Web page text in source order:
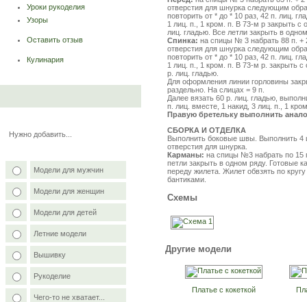
Уроки рукоделия
Узоры
Оставить отзыв
Кулинария
Нужно добавить...
Модели для мужчин
Модели для женщин
Модели для детей
Летние модели
Вышивку
Рукоделие
Чего-то не хватает...
отверстия для шнурка следующим
повторить от * до * 10 раз, 42 п. лиц.
1 лиц. п., 1 кром. п. В 73-м р закрыть с
лиц. гладью. Все летли закрыть в
Спинка: на спицы № 3 набрать 88 п. +
отверстия для шнурка следующим
повторить от * до * 10 раз, 42 п. лиц.
1 лиц. п., 1 кром. п. В 73-м р. закрыть с
р. лиц. гладью.
Для оформления линии горловины
раздельно. На слицах = 9 п.
Далее вязать 60 р. лиц. гладью,
п. лиц. вместе, 1 накид, 3 лиц. п., 1
Правую бретельку выполнить
СБОРКА И ОТДЕЛКА
Выполнить боковые швы. Выполнить
отверстия для шнурка.
Карманы: на спицы №3 набрать по 15
петли закрыть в одном ряду. Готовые
переду жилета. Жилет обвзять по
бантиками.
Схемы
Другие модели
Платье с кокеткой